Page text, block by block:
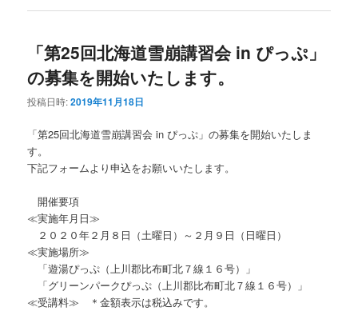
「第25回北海道雪崩講習会 in ぴっぷ」
の募集を開始いたします。
投稿日時:2019年11月18日
「第25回北海道雪崩講習会 in ぴっぷ」の募集を開始いたしま
す。
下記フォームより申込をお願いいたします。
開催要項
≪実施年月日≫
２０２０年２月８日（土曜日）～２月９日（日曜日）
≪実施場所≫
「遊湯ぴっぷ（上川郡比布町北７線１６号）」
「グリーンパークぴっぷ（上川郡比布町北７線１６号）」
≪受講料≫ ＊金額表示は税込みです。